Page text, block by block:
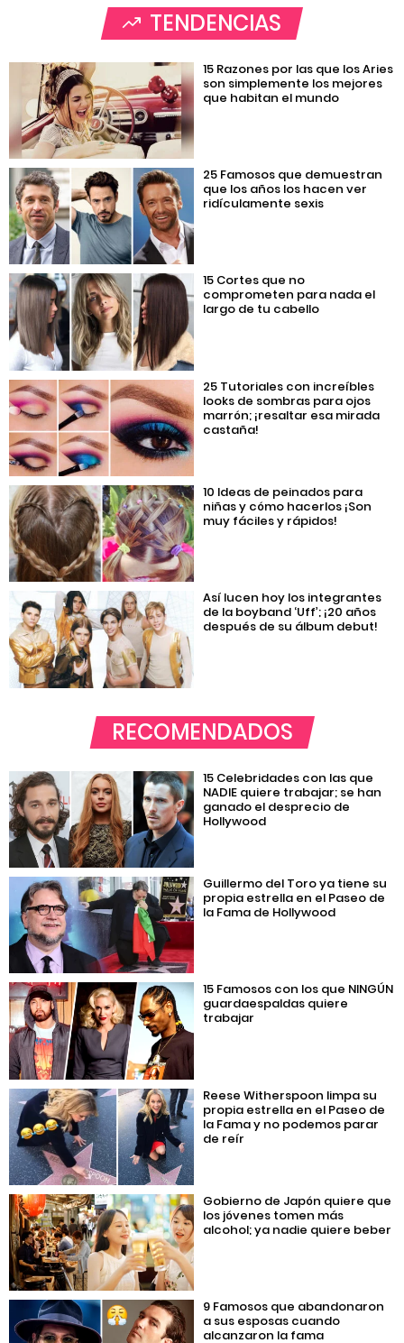
TENDENCIAS
15 Razones por las que los Aries
son simplemente los mejores
que habitan el mundo
25 Famosos que demuestran
que los años los hacen ver
ridículamente sexis
15 Cortes que no
comprometen para nada el
largo de tu cabello
25 Tutoriales con increíbles
looks de sombras para ojos
marrón; ¡resaltar esa mirada
castaña!
10 Ideas de peinados para
niñas y cómo hacerlos ¡Son
muy fáciles y rápidos!
Así lucen hoy los integrantes
de la boyband ‘Uff’; ¡20 años
después de su álbum debut!
RECOMENDADOS
15 Celebridades con las que
NADIE quiere trabajar; se han
ganado el desprecio de
Hollywood
Guillermo del Toro ya tiene su
propia estrella en el Paseo de
la Fama de Hollywood
15 Famosos con los que NINGÚN
guardaespaldas quiere
trabajar
Reese Witherspoon limpa su
propia estrella en el Paseo de
la Fama y no podemos parar
de reír
Gobierno de Japón quiere que
los jóvenes tomen más
alcohol; ya nadie quiere beber
9 Famosos que abandonaron
a sus esposas cuando
alcanzaron la fama